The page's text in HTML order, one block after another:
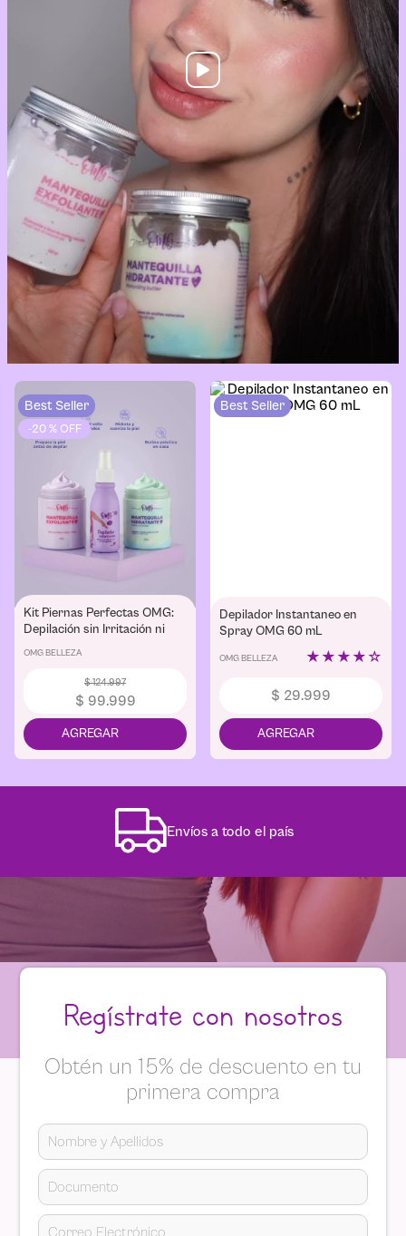
-20 %
Best Seller
Kit Piernas Perfectas OMG:
Depilación sin Irritación ni
OMG BELLEZA
$124.997
$ 99.999
Best Seller
Depilador Instantaneo en
Spray OMG 60 mL
OMG BELLEZA ★ ★ ★ ★ ☆
$ 29.999
Envíos a todo el país
Regístrate con nosotros
Obtén un 15% de descuento en tu
primera compra